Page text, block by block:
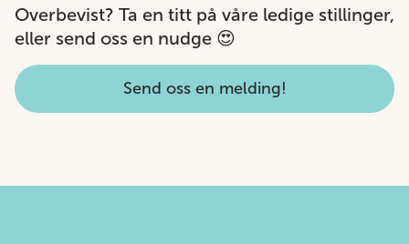
Overbevist? Ta en titt på våre ledige stillinger,
eller send oss en nudge 😍
Send oss en melding!